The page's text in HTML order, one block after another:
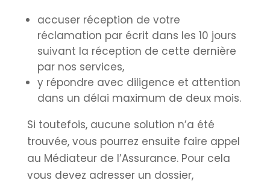
accuser réception de votre
réclamation par écrit dans les 10 jours
suivant la réception de cette dernière
par nos services,
y répondre avec diligence et attention
dans un délai maximum de deux mois.
Si toutefois, aucune solution n’a été
trouvée, vous pourrez ensuite faire appel
au Médiateur de l’Assurance. Pour cela
vous devez adresser un dossier,